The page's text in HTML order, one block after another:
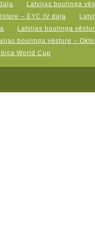
Latvijas boulinga
– EYC IV daļa
Latvijas boulinga
boulinga vēsture –
World Cup